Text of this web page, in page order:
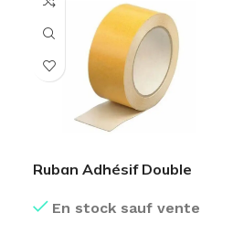
Ruban Adhésif Double
En stock sauf vente